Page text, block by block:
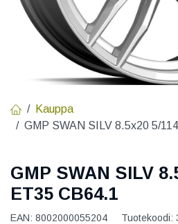
Kauppa
GMP SWAN SILV 8.5x20 5/
GMP SWAN SILV
ET35 CB64.1
EAN: 8002000055204 Tuotekoodi: